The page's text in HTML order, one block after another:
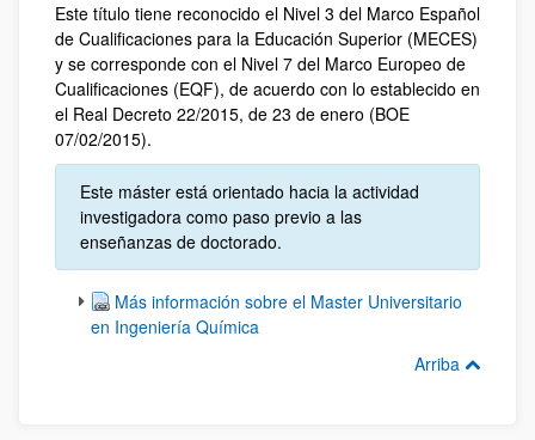
Este título tiene reconocido el Nivel 3 del Marco Español
de Cualificaciones para la Educación Superior (MECES)
y se corresponde con el Nivel 7 del Marco Europeo de
Cualificaciones (EQF), de acuerdo con lo establecido en
el Real Decreto 22/2015, de 23 de enero (BOE
07/02/2015).
Este máster está orientado hacia la actividad
investigadora como paso previo a las
enseñanzas de doctorado.
Más información sobre el Master Universitario
en Ingeniería Química
Arriba